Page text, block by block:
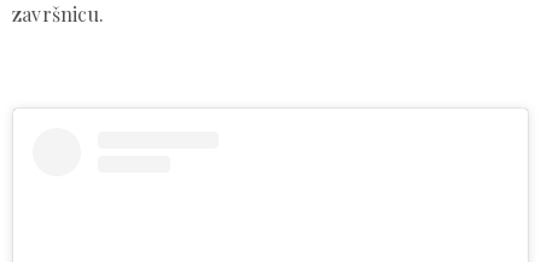
završnicu.